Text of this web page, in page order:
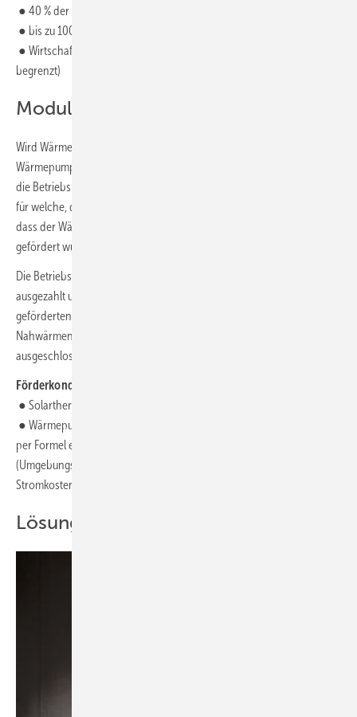
● 40 % der förderfähigen Ausgaben
● bis zu 100 Millionen Euro pro Antrag
● Wirtschaftlichkeitslückenberechnung (Fördersumme darauf
begrenzt)
Modul 4: Betriebskostenförderung
Wird Wärme über Solarthermieanlagen oder strombetriebene
Wärmepumpen erzeugt und in Wärmenetze eingespeist, lassen sich
die Betriebskosten fördern – sowohl für neue Wärmenetze als auch
für welche, die noch transformiert werden. Voraussetzung dafür ist,
dass der Wärmeerzeuger bereits über Modul 2 oder 3 der BEW
gefördert wurde.
Die Betriebskostenförderung wird auf Basis von Kalenderjahren
ausgezahlt und endet zehn Jahre nach Inbetriebnahme der
geförderten Anlage. Dezentrale Wärmepumpen (in kalten
Nahwärmenetzen) sind von der Betriebskostenförderung
ausgeschlossen.
Förderkonditionen:
● Solarthermieanlagen: 1 Cent pro Kilowattstunde (thermisch)
● Wärmepumpen (mit einem SCOP von mindestens 2,5): Betrag wird
per Formel errechnet, maximal 9,2 Cent pro Kilowattstunde
(Umgebungswärme). Maximal 90 % der nachgewiesenen
Stromkosten.
Lösungen für kleine Wärmenetze